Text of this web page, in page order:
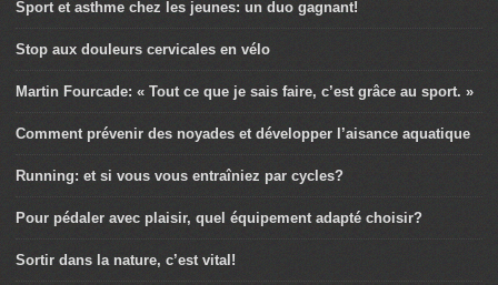
Sport et asthme chez les jeunes: un duo gagnant!
Stop aux douleurs cervicales en vélo
Martin Fourcade: « Tout ce que je sais faire, c’est grâce au sport. »
Comment prévenir des noyades et développer l’aisance aquatique
Running: et si vous vous entraîniez par cycles?
Pour pédaler avec plaisir, quel équipement adapté choisir?
Sortir dans la nature, c’est vital!